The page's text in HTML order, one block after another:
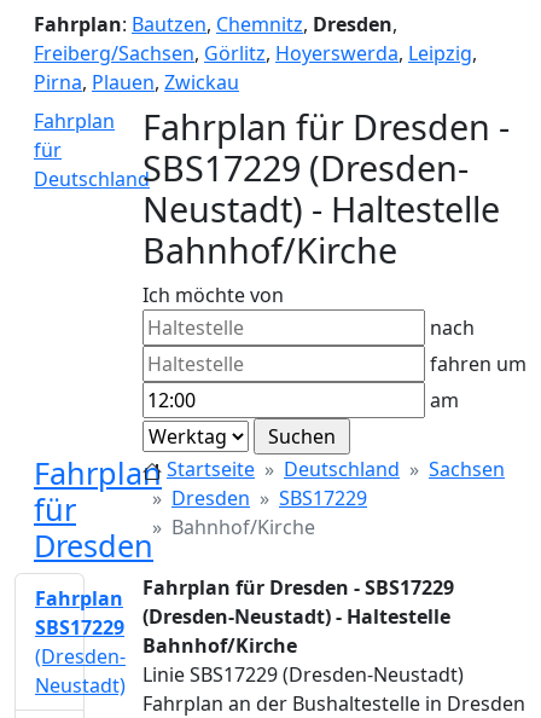
Fahrplan: Bautzen, Chemnitz, Dresden,
Freiberg/Sachsen, Görlitz, Hoyerswerda, Leipzig,
Pirna, Plauen, Zwickau
Fahrplan
für
Deutschland
Fahrplan für Dresden -
SBS17229 (Dresden-
Neustadt) - Haltestelle
Bahnhof/Kirche
Ich möchte von
nach
fahren um
am
Fahrplan
für
Dresden
Startseite Deutschland
Sachsen
Dresden
SBS17229
Bahnhof/Kirche
Fahrplan für Dresden - SBS17229
(Dresden-Neustadt) - Haltestelle
Bahnhof/Kirche
Linie SBS17229 (Dresden-Neustadt)
Fahrplan an der Bushaltestelle in Dresden
Fahrplan
SBS17229
(Dresden-
Neustadt)